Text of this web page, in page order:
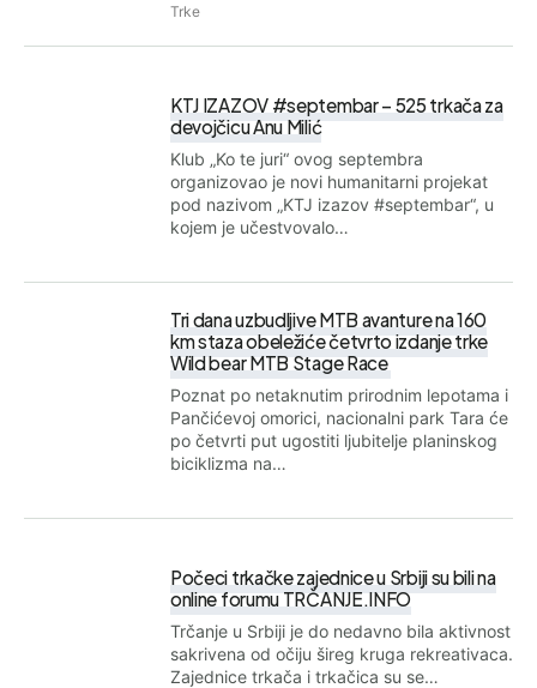
Trke
KTJ IZAZOV #septembar – 525 trkača za
devojčicu Anu Milić
Klub „Ko te juri“ ovog septembra
organizovao je novi humanitarni projekat
pod nazivom „KTJ izazov #septembar“, u
kojem je učestvovalo…
Tri dana uzbudljive MTB avanture na 160
km staza obeležiće četvrto izdanje trke
Wild bear MTB Stage Race
Poznat po netaknutim prirodnim lepotama i
Pančićevoj omorici, nacionalni park Tara će
po četvrti put ugostiti ljubitelje planinskog
biciklizma na…
Počeci trkačke zajednice u Srbiji su bili na
online forumu TRČANJE.INFO
Trčanje u Srbiji je do nedavno bila aktivnost
sakrivena od očiju šireg kruga rekreativaca.
Zajednice trkača i trkačica su se…